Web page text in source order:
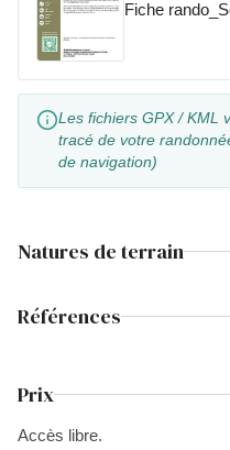
Fiche
Les fichiers GPX / KML
tracé de votre
de navigation)
Natures de terrain
Références
Prix
Accès libre.